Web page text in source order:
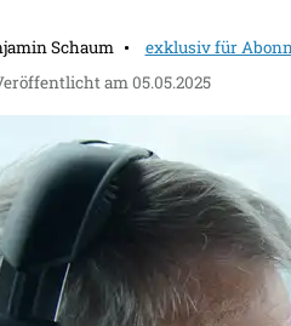
Schaum
exklusiv für
am 05.05.2025